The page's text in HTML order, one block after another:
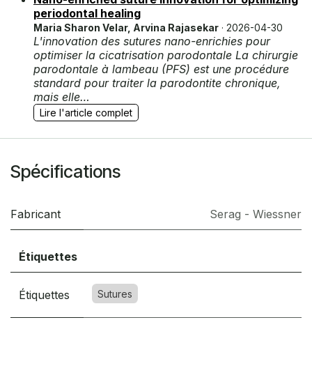
periodontal healing
Maria Sharon Velar, Arvina Rajasekar · 2026-04-30
L'innovation des sutures nano-enrichies pour
optimiser la cicatrisation parodontale La chirurgie
parodontale à lambeau (PFS) est une procédure
standard pour traiter la parodontite chronique,
mais elle…
Lire l'article complet
Spécifications
Fabricant Serag - Wiessner
Étiquettes
Étiquettes Sutures